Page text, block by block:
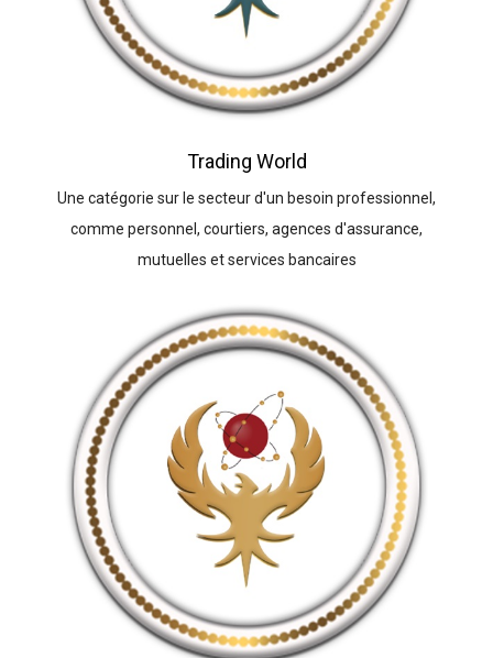
Trading World
Une catégorie sur le secteur d'un besoin professionnel,
comme personnel, courtiers, agences d'assurance,
mutuelles et services bancaires